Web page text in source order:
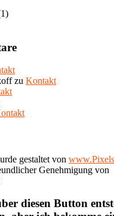
zu Kontakt
gestaltet von
Genehmigung von
diesen Button